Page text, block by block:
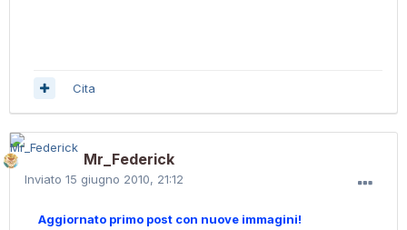
Cita
Mr_Federick
Inviato 15 giugno 2010, 21:12
Aggiornato primo post con nuove immagini!